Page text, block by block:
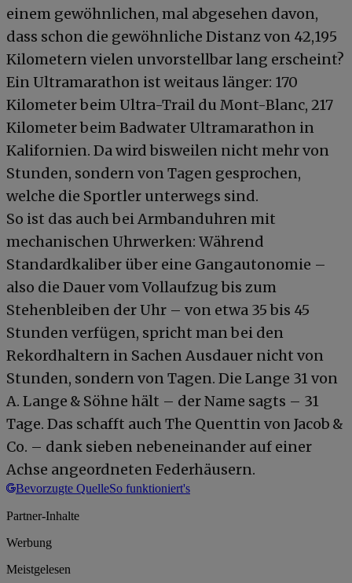
einem gewöhnlichen, mal abgesehen davon,
dass schon die gewöhnliche Distanz von 42,195
Kilometern vielen unvorstellbar lang erscheint?
Ein Ultramarathon ist weitaus länger: 170
Kilometer beim Ultra-Trail du Mont-Blanc, 217
Kilometer beim Badwater Ultramarathon in
Kalifornien. Da wird bisweilen nicht mehr von
Stunden, sondern von Tagen gesprochen,
welche die Sportler unterwegs sind.
So ist das auch bei Armbanduhren mit
mechanischen Uhrwerken: Während
Standardkaliber über eine Gangautonomie –
also die Dauer vom Vollaufzug bis zum
Stehenbleiben der Uhr – von etwa 35 bis 45
Stunden verfügen, spricht man bei den
Rekordhaltern in Sachen Ausdauer nicht von
Stunden, sondern von Tagen. Die Lange 31 von
A. Lange & Söhne hält – der Name sagts – 31
Tage. Das schafft auch The Quenttin von Jacob &
Co. – dank sieben nebeneinander auf einer
Achse angeordneten Federhäusern.
Bevorzugte QuelleSo funktioniert's
Partner-Inhalte
Werbung
Meistgelesen